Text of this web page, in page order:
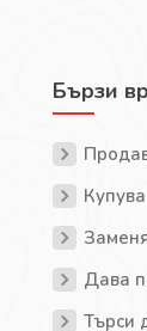
Бързи
Купува
Дава
Търси